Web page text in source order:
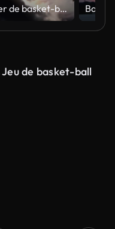
Panier de basket-ball contre le ciel
de basket-ball